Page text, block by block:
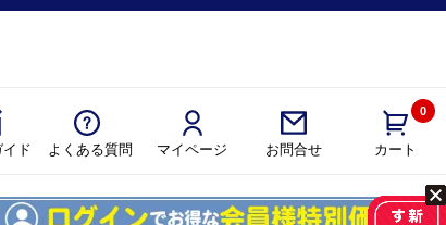
イド よくある質問 マイページ お問合せ カート
0